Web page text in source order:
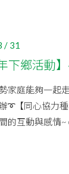
/ 31
下鄉活動
家庭能夠一起
➰【同心協力
的互動與感情